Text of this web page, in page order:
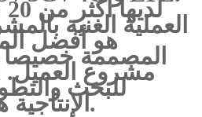
العملية الغنية
هو أفضل
المصممة خصيصا
مشروع العميل.
للبحث
الإنتاجية هو أفضل شريك.